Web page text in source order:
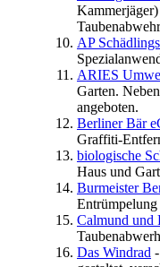
AP
ARIES
Garten.
angeboten.
Berliner Bär
Graffiti-
biologische
Haus und
Burmeister
Entrümpelung
Calmund und
Das Windrad